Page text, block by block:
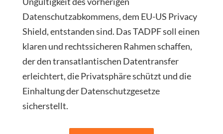
Datenschutzabkommens, dem EU-US Privacy
Shield, entstanden sind. Das TADPF soll einen
klaren und rechtssicheren Rahmen schaffen,
der den transatlantischen Datentransfer
erleichtert, die Privatsphäre schützt und die
Einhaltung der Datenschutzgesetze
sicherstellt.